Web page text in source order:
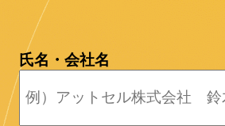
氏名・会社名